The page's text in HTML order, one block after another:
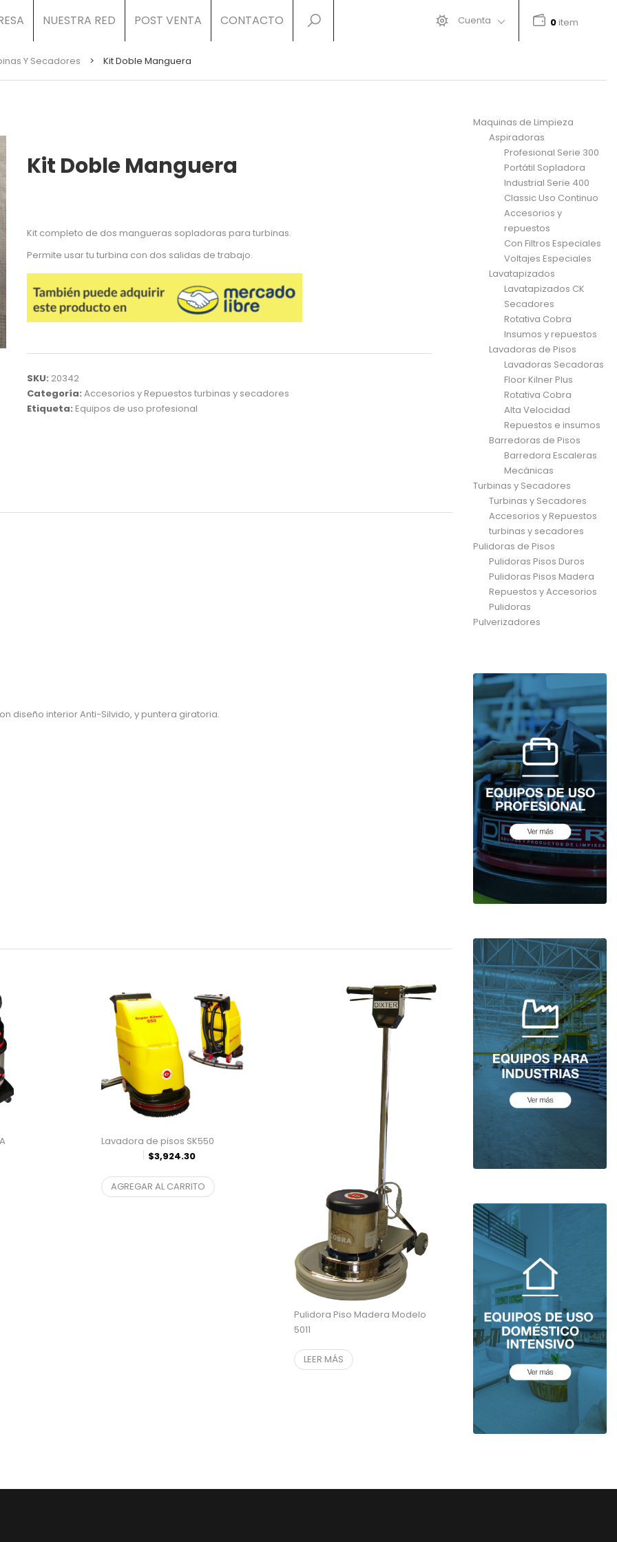
NUESTRA RED POST VENTA CONTACTO Cuenta 0 item
Y Secadores > Kit Doble Manguera
Kit Doble Manguera
Kit completo de dos mangueras sopladoras para turbinas.
Permite usar tu turbina con dos salidas de trabajo.
SKU: 20342
Categoría: Accesorios y Repuestos turbinas y secadores
Etiqueta: Equipos de uso profesional
diseño interior Anti-Silvido, y puntera giratoria.
Lavadora de pisos SK550
Eléctrica
$3,924.30
AGREGAR AL CARRITO
Pulidora Piso Madera Modelo
5011
LEER MÁS
Maquinas de Limpieza
Aspiradoras
Profesional Serie 300
Portátil Sopladora
Industrial Serie 400
Classic Uso Continuo
Accesorios y
repuestos
Con Filtros Especiales
Voltajes Especiales
Lavatapizados
Lavatapizados CK
Secadores
Rotativa Cobra
Insumos y repuestos
Lavadoras de Pisos
Lavadoras Secadoras
Floor Kilner Plus
Rotativa Cobra
Alta Velocidad
Repuestos e insumos
Barredoras de Pisos
Barredora Escaleras
Mecánicas
Turbinas y Secadores
Turbinas y Secadores
Accesorios y Repuestos
turbinas y secadores
Pulidoras de Pisos
Pulidoras Pisos Duros
Pulidoras Pisos Madera
Repuestos y Accesorios
Pulidoras
Pulverizadores